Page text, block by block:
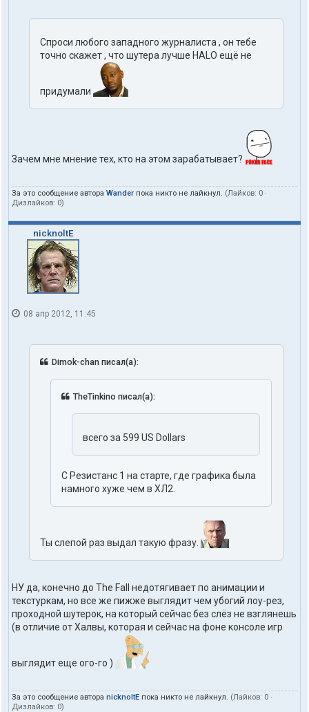
Спроси любого западного журналиста , он тебе
точно скажет , что шутера лучше HALO ещё не
придумали
Зачем мне мнение тех, кто на этом зарабатывает?
За это сообщение автора Wander пока никто не лайкнул. (Лайков: 0 ·
Дизлайков: 0)
nicknoltE
08 апр 2012, 11:45
Dimok-chan писал(а):
TheTinkino писал(а):
всего за 599 US Dollars
С Резистанс 1 на старте, где графика была
намного хуже чем в ХЛ2.
Ты слепой раз выдал такую фразу.
НУ да, конечно до The Fall недотягивает по анимации и
текстуркам, но все же пижже выглядит чем убогий лоу-рез,
проходной шутерок, на который сейчас без слёз не взглянешь
(в отличие от Халвы, которая и сейчас на фоне консоле игр
выглядит еще ого-го )
За это сообщение автора nicknoltE пока никто не лайкнул. (Лайков: 0 ·
Дизлайков: 0)